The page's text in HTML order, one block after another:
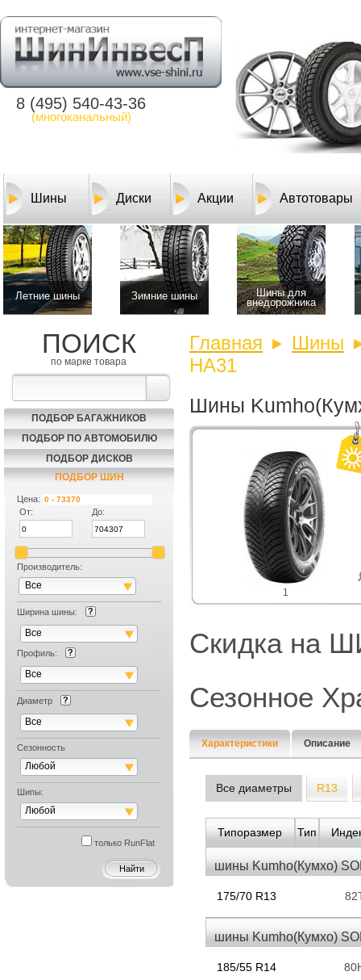
8 (495) 540-43-36
(многоканальный)
Шины Диски Акции Автотовары
Летние шины Зимние шины
Шины для
внедорожника
ПОИСК
по марке товара
ПОДБОР БАГАЖНИКОВ
ПОДБОР ПО АВТОМОБИЛЮ
ПОДБОР ДИСКОВ
ПОДБОР ШИН
Цена:
От:
До:
Производитель:
Все
Ширина шины:
Все
Профиль:
Все
Диаметр
Все
Сезонность
Любой
Шипы:
Любой
только RunFlat
Главная
Шины
HA31
Шины
1
Скидка на
Сезонное
Характеристики Описание
Все диаметры R13
Типоразмер Тип
шины Kumho(Кумхо)
175/70 R13
шины Kumho(Кумхо)
185/55 R14